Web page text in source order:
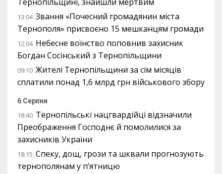
13:04 Звання «Почесний громадянин міста
Тернополя» присвоєно 15 мешканцям громади
12:04 Небесне воїнство поповнив захисник
Богдан Сосінський з Тернопільщини
09:10 Жителі Тернопільщини за сім місяців
сплатили понад 1,6 млрд грн військового збору
6 Серпня
18:40 Тернопільські нацгвардійці відзначили
Преображення Господнє й помолилися за
захисників України
18:15 Спеку, дощ, грози та шквали прогнозують
тернополянам у п’ятницю